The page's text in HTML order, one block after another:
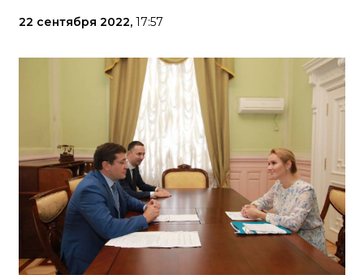
22 сентября 2022, 17:57